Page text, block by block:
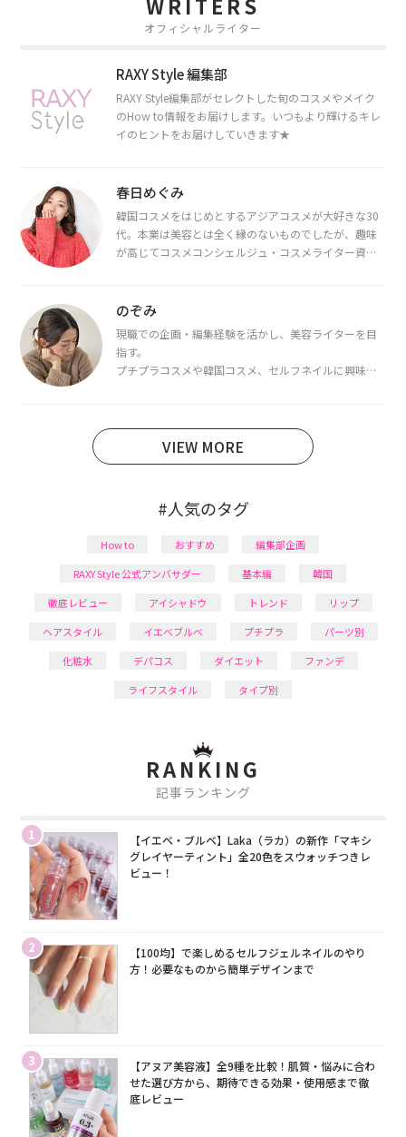
オフィシャルライター
RAXY Style 編集部
RAXY Style編集部がセレクトした旬のコスメやメイク
のHow to情報をお届けします。いつもより輝けるキレ
イのヒントをお届けしていきます★
春日めぐみ
韓国コスメをはじめとするアジアコスメが大好きな30
代。本業は美容とは全く縁のないものでしたが、趣味
が高じてコスメコンシェルジュ・コスメライター資格
断・骨格診断によるイメージコンサルティングも行っ
のぞみ
現職での企画・編集経験を活かし、美容ライターを目
指す。
プチプラコスメや韓国コスメ、セルフネイルに興味が
VIEW MORE
#人気のタグ
How to おすすめ
編集部企画
RAXY Style 公式アンバサダー
基本編
韓国
徹底レビュー
アイシャドウ トレンド
リップ
ヘアスタイル
イエベブルベ プチプラ
パーツ別
化粧水
デパコス ダイエット
ファンデ
ライフスタイル
タイプ別
RANKING
記事ランキング
1
【イエベ・ブルベ】Laka（ラカ）の新作「マキシ
グレイヤーティント」全20色をスウォッチつきレ
ビュー！
2
【100均】で楽しめるセルフジェルネイルのやり
方！必要なものから簡単デザインまで
3
【アヌア美容液】全9種を比較！肌質・悩みに合わ
せた選び方から、期待できる効果・使用感まで徹
底レビュー